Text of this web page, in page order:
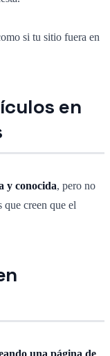
si tu sitio fuera en
en
y conocida, pero no
que creen que el
una página de